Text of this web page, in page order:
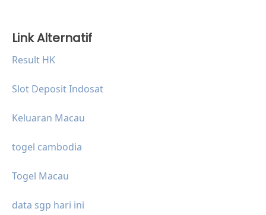
Link Alternatif
Result HK
Slot Deposit Indosat
Keluaran Macau
togel cambodia
Togel Macau
data sgp hari ini